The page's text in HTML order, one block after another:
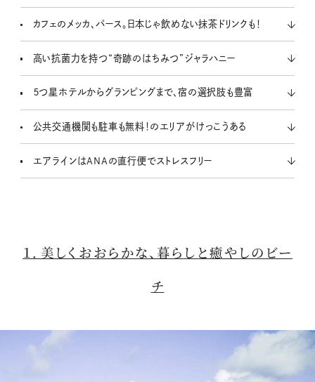
カフェのメッカ、パース。日本じゃ飲めない抹茶ドリンクも！
高い抗菌力を持つ“奇跡のはちみつ”ジャラハニー
５つ星ホテルからグランピングまで、宿の選択肢も豊富
公共交通機関も駐車も無料！のエリアがけっこうある
エアラインはANAの直行便でストレスフリー
１．美しくおおらかな、暮らしと癒やしのビー
チ